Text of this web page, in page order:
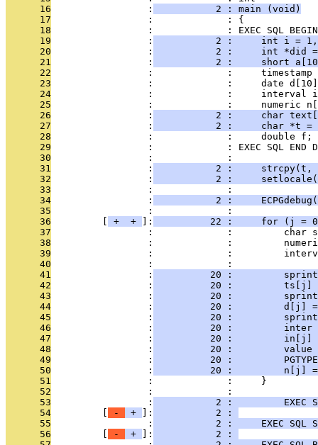
      16
                 :
           2 : main (void)
      17
                 :             : {
      18
:             : EXEC SQL
      19
                 :
2 :     int i =
      20
                 :
2 :     int *did
      21
                 :
2 :     short
      22
:             :     timestamp
      23
:             :     date
      24
:             :     interval
      25
:             :     numeric
      26
                 :
2 :     char
      27
                 :
2 :     char *t =
      28
                 :             :     double f;
      29
:             : EXEC SQL END
      30
                 :             :
      31
                 :
2 :     strcpy(t,
      32
                 :
2 :
      33
                 :             :
      34
                 :
2 :
      35
                 :             :
      36
+ + ]:
22 :     for (j =
      37
:             :         char
      38
:             :
      39
:             :
      40
                 :             :
      41
                 :
20 :
      42
                 :
20 :         ts[j]
      43
                 :
20 :
      44
                 :
20 :         d[j]
      45
                 :
20 :
      46
                 :
20 :         inter
      47
                 :
20 :         in[j]
      48
                 :
20 :         value
      49
                 :
20 :
      50
                 :
20 :         n[j]
      51
                 :             :     }
      52
                 :             :
      53
                 :
2 :         EXEC
      54
- + ]:
           2 :
      55
                 :
2 :     EXEC SQL
      56
- + ]:
           2 :